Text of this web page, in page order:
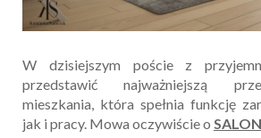
W dzisiejszym poście z
przedstawić najważniejszą
mieszkania, która spełnia funkcję
jak i pracy. Mowa oczywiście o